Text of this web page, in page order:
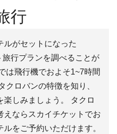
行
ルがセットになった
行プランを調べることが
は飛行機でおよそ1~7時間
クロバンの特徴を知り、
しみましょう。 タクロ
えならスカイチケットでお
をご予約いただけます。